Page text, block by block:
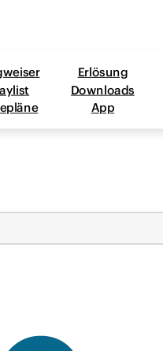
Erlösung
Downloads
App